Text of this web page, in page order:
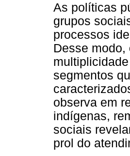
As políticas
grupos
processos
Desse
segmentos
observa em
indígenas,
sociais
prol do